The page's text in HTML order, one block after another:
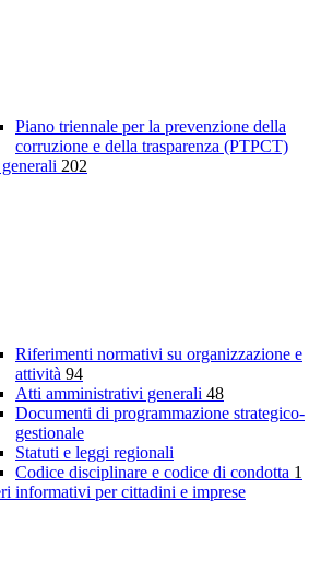
Piano triennale per la prevenzione della
corruzione e della trasparenza (PTPCT)
202
Riferimenti normativi su organizzazione e
attività 94
Atti amministrativi generali 48
Documenti di programmazione strategico-
gestionale
Statuti e leggi regionali
Codice disciplinare e codice di condotta 1
informativi per cittadini e imprese